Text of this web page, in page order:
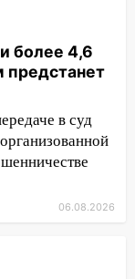
и
в
на забег,
флота
более 4,6
предстанет
в суд
06.08.2026